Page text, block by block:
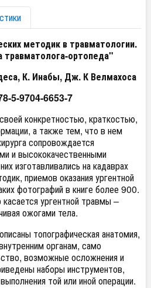
методик в травматологии.
травматолога-ортопеда"
К. Инабы, Дж. К Велмахоса
5-9704-6653-7
конкретностью, краткостью,
а также тем, что в нем
сопровождается
и высококачественными
изготавливались на кадаврах
приемов оказания ургентной
фотографий в книге более 900.
ургентной травмы –
ожогами тела.
топографическая анатомия,
органам, само
возможные осложнения и
наборы инструментов,
той или иной операции.